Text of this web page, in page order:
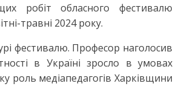
робіт обласного фестивалю
травні 2024 року.
фестивалю. Професор наголосив
в Україні зросло в умовах
роль медіапедагогів Харківщини